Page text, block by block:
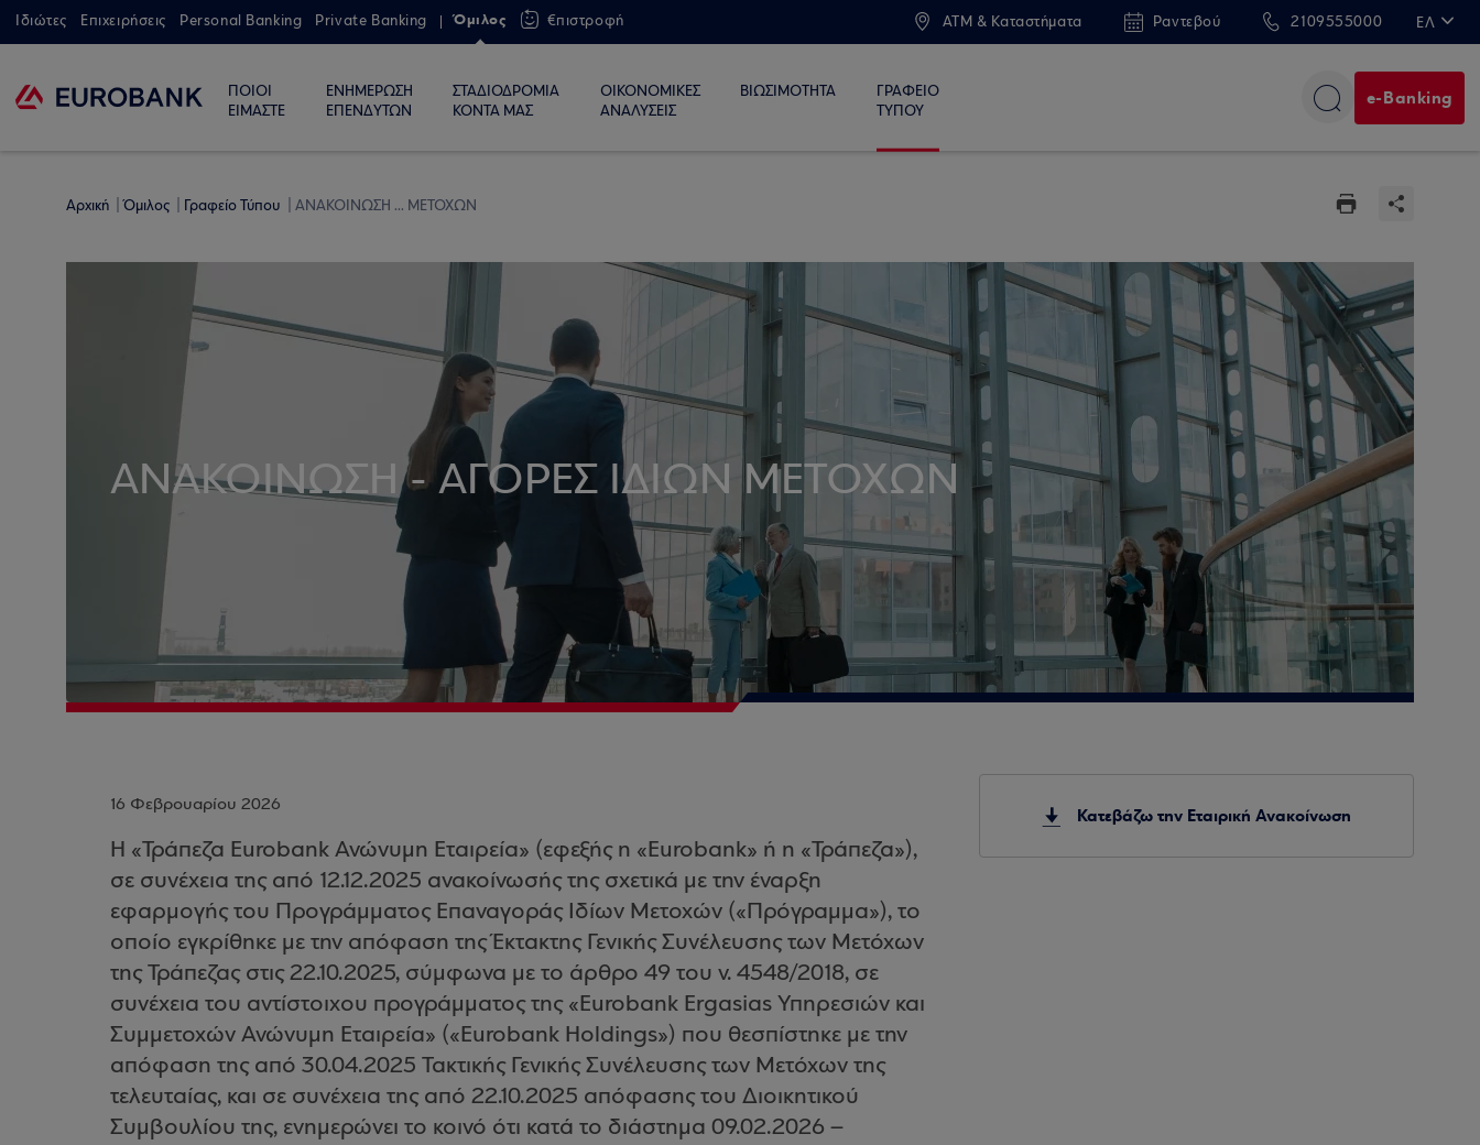
Ιδιώτες Επιχειρήσεις Personal Banking Private Banking Όμιλος €πιστροφή ATM & Καταστήματα Ραντεβού 2109555000 ΕΛ
ΠΟΙΟΙ
ΕΙΜΑΣΤΕ
ΕΝΗΜΕΡΩΣΗ
ΕΠΕΝΔΥΤΩΝ
ΣΤΑΔΙΟΔΡΟΜΙΑ
ΚΟΝΤΑ ΜΑΣ
ΟΙΚΟΝΟΜΙΚΕΣ
ΑΝΑΛΥΣΕΙΣ
ΒΙΩΣΙΜΟΤΗΤΑ
ΓΡΑΦΕΙΟ
ΤΥΠΟΥ
e-Banking
Αρχική Όμιλος Γραφείο Τύπου ΑΝΑΚΟΙΝΩΣΗ ... ΜΕΤΟΧΩΝ
ΑΝΑΚΟΙΝΩΣΗ - ΑΓΟΡΕΣ ΙΔΙΩΝ ΜΕΤΟΧΩΝ
16 Φεβρουαρίου 2026
Η «Τράπεζα Eurobank Ανώνυμη Εταιρεία» (εφεξής η «Eurobank» ή η «Τράπεζα»),
σε συνέχεια της από 12.12.2025 ανακοίνωσής της σχετικά με την έναρξη
εφαρμογής του Προγράμματος Επαναγοράς Ιδίων Μετοχών («Πρόγραμμα»), το
οποίο εγκρίθηκε με την απόφαση της Έκτακτης Γενικής Συνέλευσης των Μετόχων
της Τράπεζας στις 22.10.2025, σύμφωνα με το άρθρο 49 του ν. 4548/2018, σε
συνέχεια του αντίστοιχου προγράμματος της «Eurobank Ergasias Υπηρεσιών και
Συμμετοχών Ανώνυμη Εταιρεία» («Eurobank Holdings») που θεσπίστηκε με την
απόφαση της από 30.04.2025 Τακτικής Γενικής Συνέλευσης των Μετόχων της
τελευταίας, και σε συνέχεια της από 22.10.2025 απόφασης του Διοικητικού
Συμβουλίου της, ενημερώνει το κοινό ότι κατά το διάστημα 09.02.2026 –
Κατεβάζω την Εταιρική Ανακοίνωση